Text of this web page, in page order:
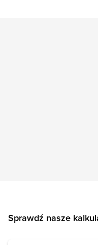
Sprawdź nasze